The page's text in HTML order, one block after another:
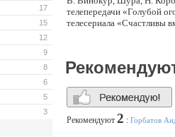
17
15
12
9
8
6
5
3
телепередачи «Голубой
телесериала «Счастливы
премии «Золотой
Танцовщицы
Профессионализм
чувственная Дива,
яркой красотой и
Рекомендуют 2 : Горбатов